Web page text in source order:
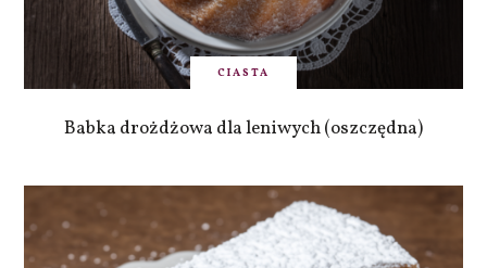
CIASTA
Babka drożdżowa dla leniwych (oszczędna)